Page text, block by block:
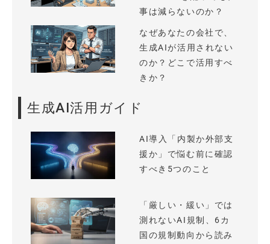
事は減らないのか？
なぜあなたの会社で、
生成AIが活用されない
のか？どこで活用すべ
きか？
生成AI活用ガイド
AI導入「内製か外部支
援か」で悩む前に確認
すべき5つのこと
「厳しい・緩い」では
測れないAI規制、6カ
国の規制動向から読み